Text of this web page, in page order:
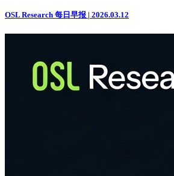
OSL Research 每日早报 | 2026.03.12